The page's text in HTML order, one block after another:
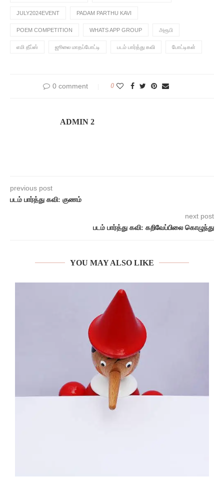
JULY2024EVENT PADAM PARTHU KAVI
POEM COMPETITION WHATS APP GROUP அரூபி
எமி தீப்ஸ் ஜூலை மாதப்போட்டி படம் பார்த்து கவி போட்டிகள்
0 comment 0
ADMIN 2
previous post
படம் பார்த்து கவி: குணம்
next post
படம் பார்த்து கவி: கறிவேப்பிலை கொழுந்து
YOU MAY ALSO LIKE